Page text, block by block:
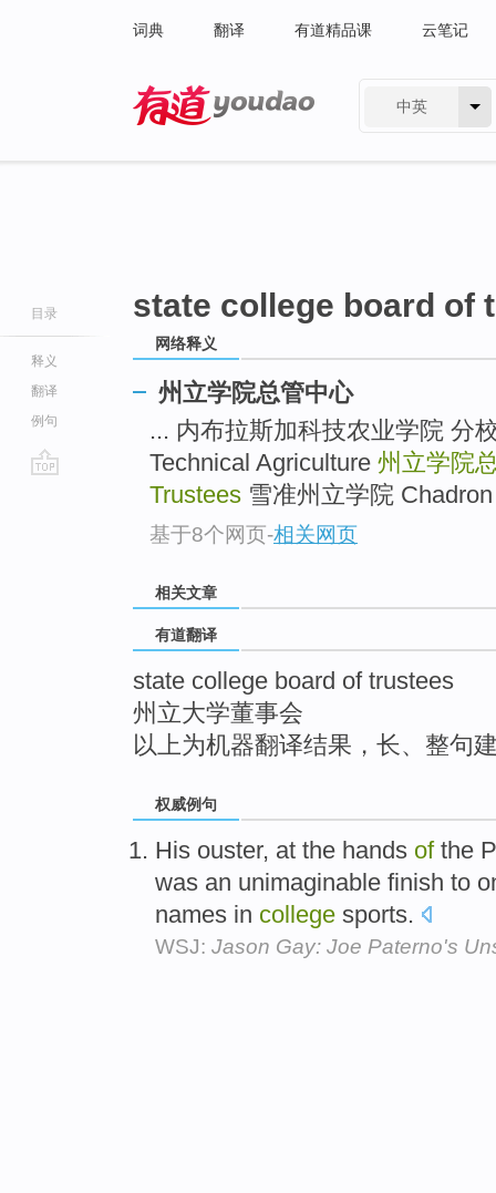
词典 翻译 有道精品课 云笔记
中英
目录
释义
翻译
例句
state college board of
网络释义
州立学院总管中心
... 内布拉斯加科技农业学院 分
Technical Agriculture 州立学院
Trustees 雪准州立学院
基于8个网页-相关网页
相关文章
有道翻译
state college board of trustees
州立大学董事会
以上为机器翻译结果，长、整句
权威例句
His ouster, at the hands ofthe
was an unimaginable finish to
names in college sports.
WSJ: Jason Gay: Joe Paterno's